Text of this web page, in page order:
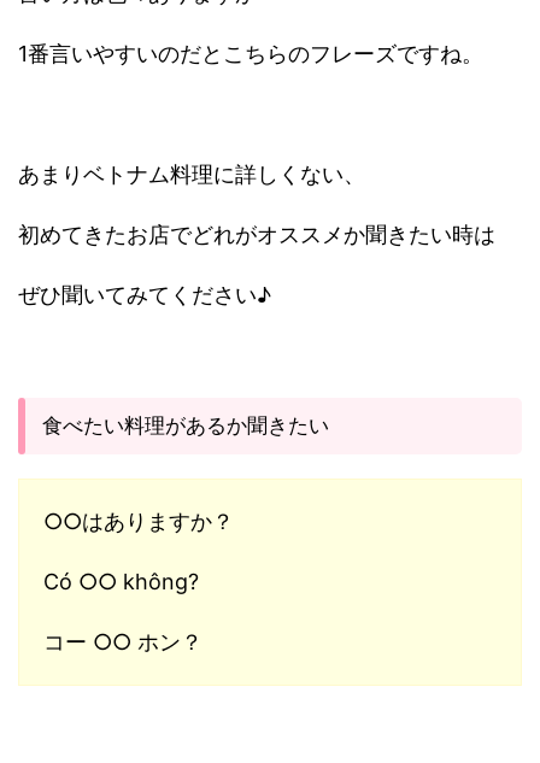
1番言いやすいのだとこちらのフレーズですね。
あまりベトナム料理に詳しくない、
初めてきたお店でどれがオススメか聞きたい時は
ぜひ聞いてみてください♪
食べたい料理があるか聞きたい
○○はありますか？
Có ○○ không?
コー ○○ ホン？